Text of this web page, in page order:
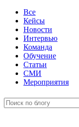
Все
Кейсы
Новости
Интервью
Команда
Обучение
Статьи
СМИ
Мероприятия